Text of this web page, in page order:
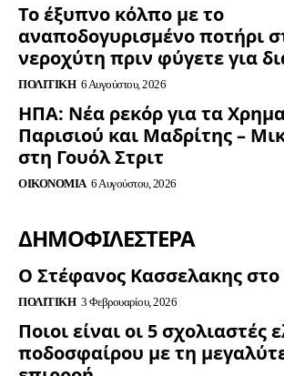
Το έξυπνο κόλπο με το
αναποδογυρισμένο ποτήρι
νεροχύτη πριν φύγετε για
ΠΟΛΙΤΙΚΉ 6 Αυγούστου, 2026
ΗΠΑ: Νέα ρεκόρ για τα
Παρισιού και Μαδρίτης –
στη Γουόλ Στριτ
ΟΙΚΟΝΟΜΊΑ 6 Αυγούστου, 2026
ΔΗΜΟΦΙΛΈΣΤΕΡΑ
Ο Στέφανος Κασσελακης
ΠΟΛΙΤΙΚΉ 3 Φεβρουαρίου, 2026
Ποιοι είναι οι 5 σχολιαστές
ποδοσφαίρου με τη